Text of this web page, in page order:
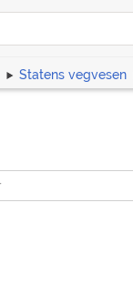
Statens vegvesen